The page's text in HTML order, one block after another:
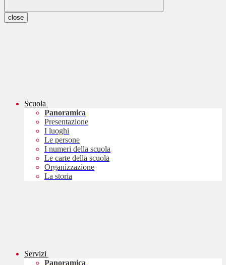
close
Scuola
Panoramica
Presentazione
I luoghi
Le persone
I numeri della scuola
Le carte della scuola
Organizzazione
La storia
Servizi
Panoramica